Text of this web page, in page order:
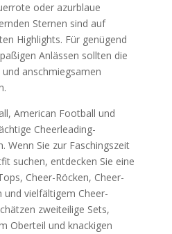
oder azurblaue
Sternen sind auf
Highlights. Für genügend
Anlässen sollten die
anschmiegsamen
American Football und
Cheerleading-
Wenn Sie zur Faschingszeit
suchen, entdecken Sie eine
Cheer-Röcken, Cheer-
und vielfältigem Cheer-
zweiteilige Sets,
Oberteil und knackigen